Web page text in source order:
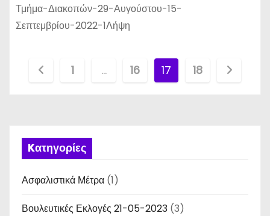
Τμήμα-Διακοπών-29-Αυγούστου-15-
Σεπτεμβρίου-2022-1Λήψη
ι
δ
1 … 16 17 18
Kατηγορίες
Ασφαλιστικά Μέτρα (1)
Βουλευτικές Εκλογές 21-05-2023 (3)